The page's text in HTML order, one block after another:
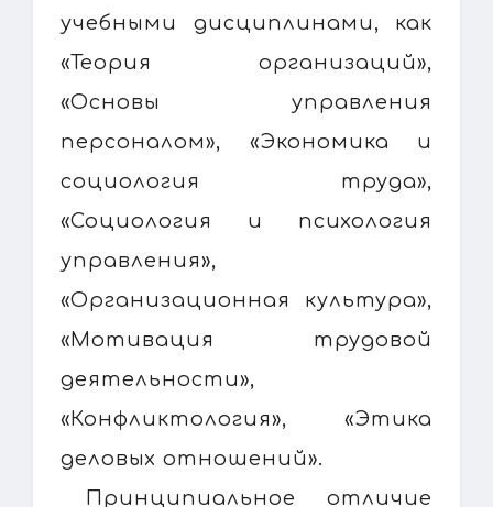
учебными дисциплинами, как
«Теория организаций»,
«Основы управления
персоналом», «Экономика и
социология труда»,
«Социология и психология
управления»,
«Организационная культура»,
«Мотивация трудовой
деятельности»,
«Конфликтология», «Этика
деловых отношений».
Принципиальное отличие